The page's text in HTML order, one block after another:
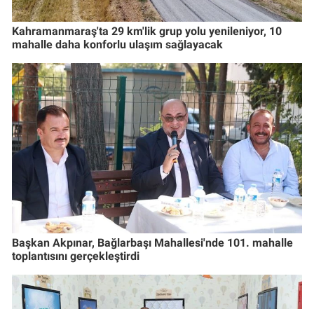
Kahramanmaraş'ta 29 km'lik grup yolu yenileniyor, 10
mahalle daha konforlu ulaşım sağlayacak
Başkan Akpınar, Bağlarbaşı Mahallesi'nde 101. mahalle
toplantısını gerçekleştirdi